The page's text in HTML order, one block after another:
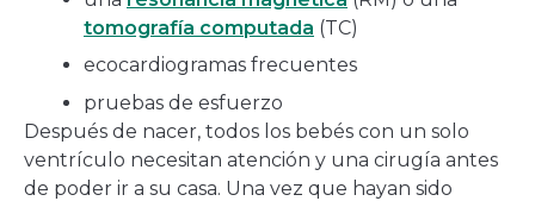
tomografía computada (TC)
ecocardiogramas frecuentes
pruebas de esfuerzo
Después de nacer, todos los bebés con un solo
ventrículo necesitan atención y una cirugía antes
de poder ir a su casa. Una vez que hayan sido